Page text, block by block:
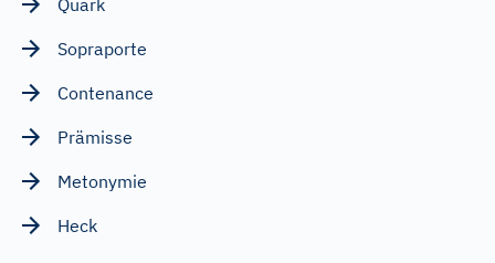
Quark
Sopraporte
Contenance
Prämisse
Metonymie
Heck